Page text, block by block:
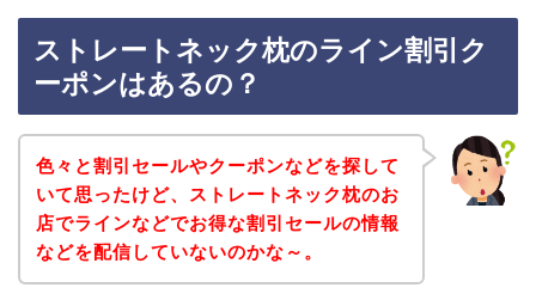
ストレートネック枕のライン割引ク
ーポンはあるの？
色々と割引セールやクーポンなどを探して
いて思ったけど、ストレートネック枕のお
店でラインなどでお得な割引セールの情報
などを配信していないのかな～。